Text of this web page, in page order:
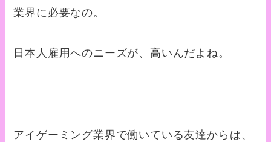
業界に必要なの。
日本人雇用へのニーズが、高いんだよね。
アイゲーミング業界で働いている友達からは、